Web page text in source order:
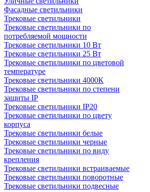
Фасадные светильники
Трековые светильники
Трековые светильники по
потребляемой мощности
Трековые светильники 10 Вт
Трековые светильники 25 Вт
Трековые светильники по цветовой
температуре
Трековые светильники 4000К
Трековые светильники по степени
защиты IP
Трековые светильники IP20
Трековые светильники по цвету
корпуса
Трековые светильники белые
Трековые светильники черные
Трековые светильники по виду
крепления
Трековые светильники встраиваемые
Трековые светильники поворотные
Трековые светильники подвесные